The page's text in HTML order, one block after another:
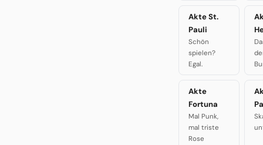
Akte St.
Pauli
Schön
spielen?
Egal.
Akte
Fortuna
Mal Punk,
mal triste
Rose